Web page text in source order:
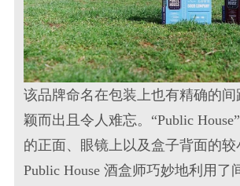
该品牌命名在包装上也有精确的
颖而出且令人难忘。“Public
的正面、眼镜上以及盒子背面的较
Public House酒盒师巧妙地利用了